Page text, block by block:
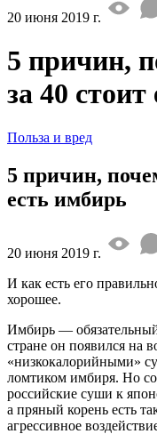
20 июня 2019 г.
5 причин,
за 40
Польза и вред
5 причин,
есть имбирь
20 июня 2019 г.
И как есть его
хорошее.
Имбирь —
стране он появился на
«низкокалорийными»
ломтиком имбиря. Но
российские суши к
а пряный корень есть
агрессивное